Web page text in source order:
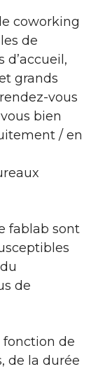
coworking
de
grands
vous
bien
/ en
fablab sont
de
fonction de
de la durée